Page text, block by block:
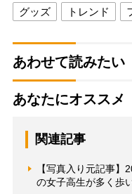
グッズ トレンド
あわせて読みたい
あなたにオススメ
関連記事
【写真入り元記事】
の女子高生が多く歩